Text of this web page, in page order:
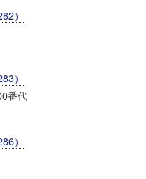
）
）
番代
）